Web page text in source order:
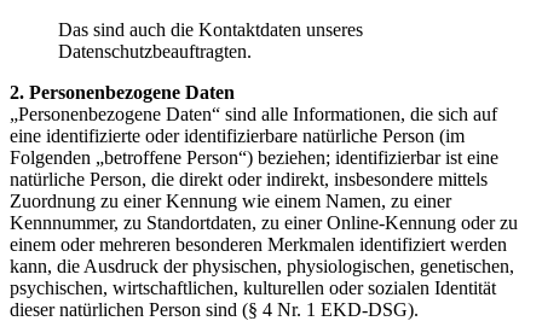
Das sind auch die Kontaktdaten unseres
Datenschutzbeauftragten.
2. Personenbezogene Daten
„Personenbezogene Daten“ sind alle Informationen, die sich auf
eine identifizierte oder identifizierbare natürliche Person (im
Folgenden „betroffene Person“) beziehen; identifizierbar ist eine
natürliche Person, die direkt oder indirekt, insbesondere mittels
Zuordnung zu einer Kennung wie einem Namen, zu einer
Kennnummer, zu Standortdaten, zu einer Online-Kennung oder zu
einem oder mehreren besonderen Merkmalen identifiziert werden
kann, die Ausdruck der physischen, physiologischen, genetischen,
psychischen, wirtschaftlichen, kulturellen oder sozialen Identität
dieser natürlichen Person sind (§ 4 Nr. 1 EKD-DSG).